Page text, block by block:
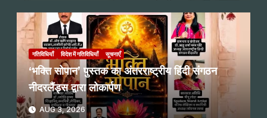
गतिविधियाँ विदेश में गतिविधियाँ सूचनाएँ
‘भक्ति सोपान’ पुस्तक का अंतरराष्ट्रीय हिंदी संगठन
नीदरलैंड्स द्वारा लोकार्पण
AUG 3, 2026